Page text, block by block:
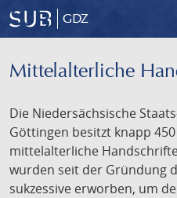
GDZ
Mittelalterliche
Die Niedersächsische
Göttingen besitzt knapp
mittelalterliche
wurden seit der Gründung
sukzessive erworben, um